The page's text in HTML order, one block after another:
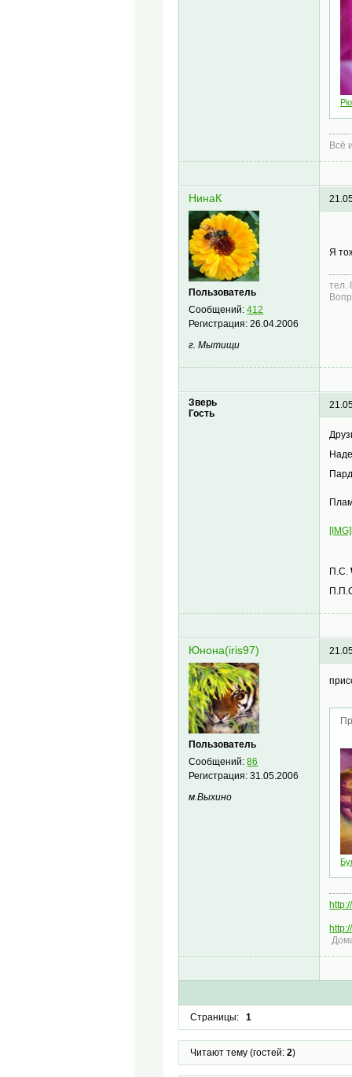
Всё
НинаК
Пользователь
Сообщений:412
Регистрация:26.04.2006
г. Мытищи
Я
тел.
Зверь
Гость
П.С.
Юнона(iris97)
Пользователь
Сообщений:86
Регистрация:31.05.2006
м.Выхино
Страницы: 1
Читают тему (гостей: 2)